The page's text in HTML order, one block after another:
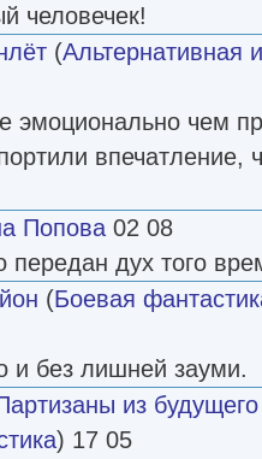
человечек!
(Альтернативная
эмоционально чем
впечатление,
Попова 02 08
передан дух того
(Боевая
и без лишней зауми.
из будущего
) 17 05